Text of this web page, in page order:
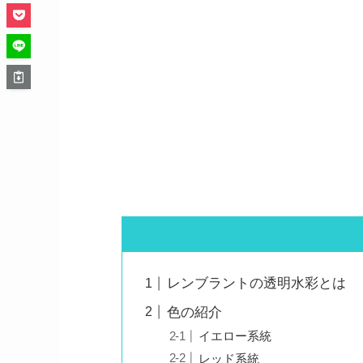
レンブラントの透明水彩とは
色の紹介
イエロー系統
レッド系統